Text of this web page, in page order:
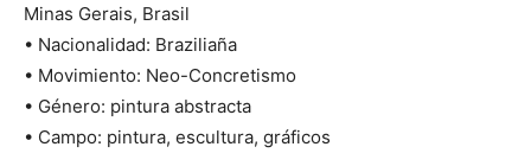
Minas Gerais, Brasil
• Nacionalidad: Braziliaña
• Movimiento: Neo-Concretismo
• Género: pintura abstracta
• Campo: pintura, escultura, gráficos